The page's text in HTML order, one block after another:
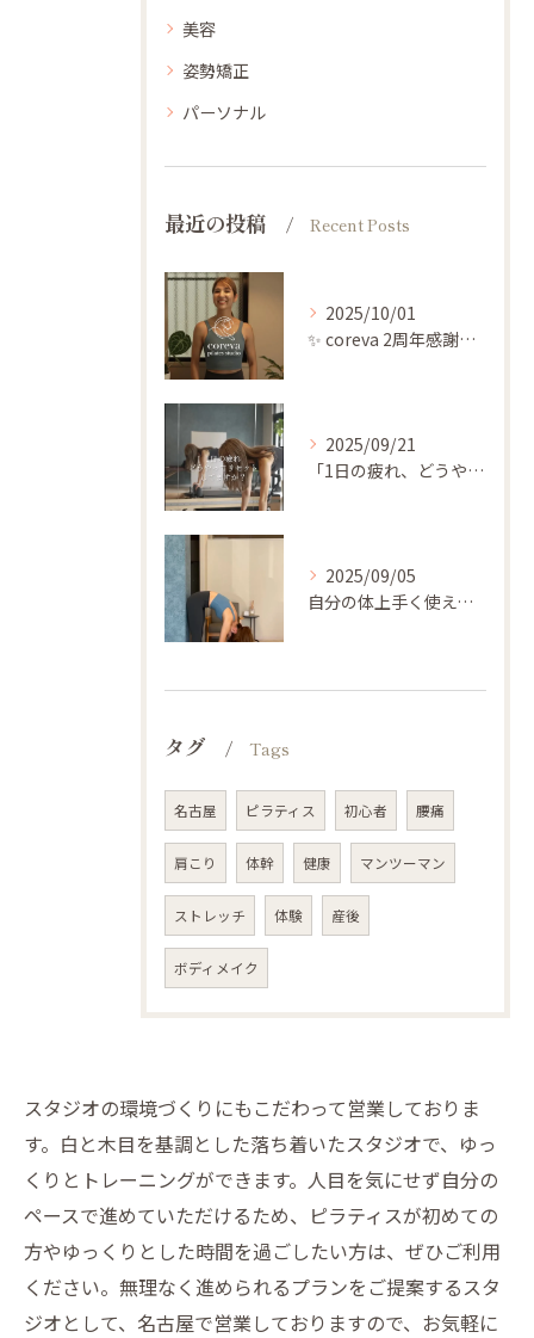
美容
姿勢矯正
パーソナル
最近の投稿 Recent Posts
2025/10/01
✨ coreva 2周年感謝祭のご案内 ✨
2025/09/21
「1日の疲れ、どうやってリセットしてますか？」
2025/09/05
自分の体上手く使えてますか🤔？
タグ Tags
名古屋 ピラティス 初心者 腰痛
肩こり 体幹 健康 マンツーマン
ストレッチ 体験 産後
ボディメイク
スタジオの環境づくりにもこだわって営業しておりま
す。白と木目を基調とした落ち着いたスタジオで、ゆっ
くりとトレーニングができます。人目を気にせず自分の
ペースで進めていただけるため、ピラティスが初めての
方やゆっくりとした時間を過ごしたい方は、ぜひご利用
ください。無理なく進められるプランをご提案するスタ
ジオとして、名古屋で営業しておりますので、お気軽に